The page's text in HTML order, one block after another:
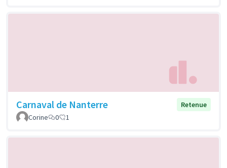
Carnaval de Nanterre
Retenue
Corine
0 1